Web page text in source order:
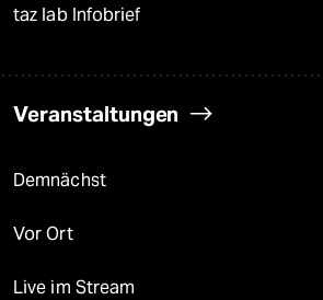
taz lab Infobrief
Veranstaltungen
Demnächst
Vor Ort
Live im Stream